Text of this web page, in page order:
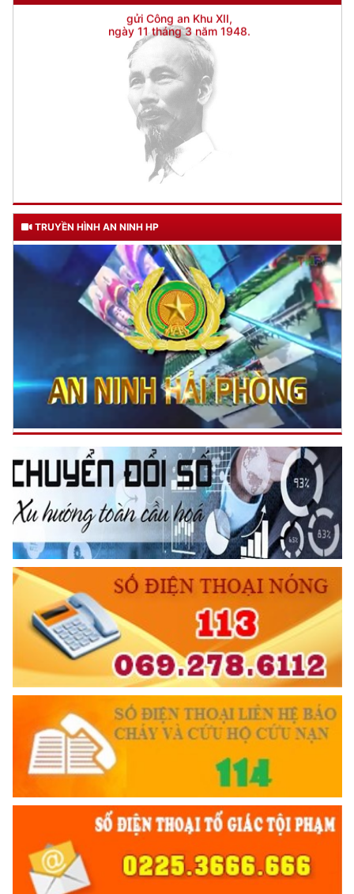
TƯ CÁCH
NGƯỜI CÔNG AN CÁCH MỆNH LÀ:
Đối với tự mình, phải
CẦN, KIỆM, LIÊM, CHÍNH
Đối với đồng sự, phải
THÂN ÁI GIÚP ĐỠ
Đối với chính phủ, phải
TUYỆT ĐỐI TRUNG THÀNH
Đối với nhân dân, phải
KÍNH TRỌNG LỄ PHÉP
Đối với công việc, phải
TẬN TỤY
Đối với địch, phải
CƯƠNG QUYẾT, KHÔN KHÉO
Trích thư Chủ tịch Hồ Chí Minh
gửi Công an Khu XII,
ngày 11 tháng 3 năm 1948.
TRUYỀN HÌNH AN NINH HP